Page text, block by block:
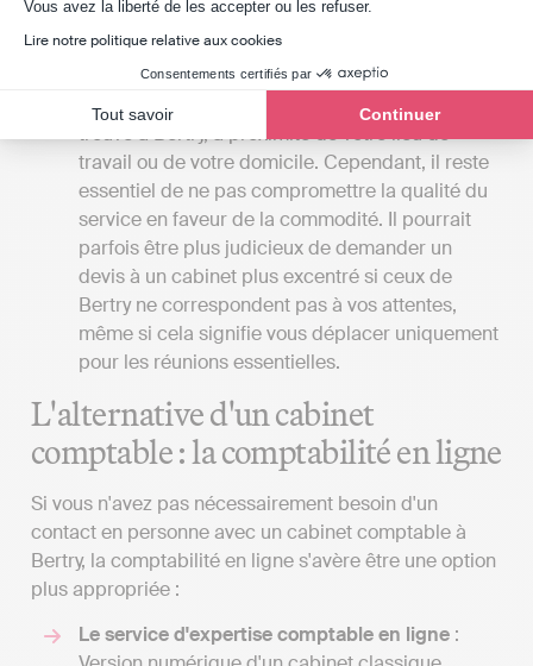
Vous avez la liberté de les accepter ou les refuser.
Lire notre politique relative aux cookies
Consentements certifiés par
Tout savoir Continuer
la gestion comptable à votre place.
La proximité du cabinet
rendez-vous en personne avec votre expert-
comptable, il serait bénéfique que le cabinet se
trouve à Bertry, à proximité de votre lieu de
travail ou de votre domicile. Cependant, il reste
essentiel de ne pas compromettre la qualité du
service en faveur de la commodité. Il pourrait
parfois être plus judicieux de demander un
devis à un cabinet plus excentré si ceux de
Bertry ne correspondent pas à vos attentes,
même si cela signifie vous déplacer uniquement
pour les réunions essentielles.
L'alternative d'un cabinet
comptable : la comptabilité en ligne
Si vous n'avez pas nécessairement besoin d'un
contact en personne avec un cabinet comptable à
Bertry, la comptabilité en ligne s'avère être une option
plus appropriée :
Le service d'expertise comptable en ligne :